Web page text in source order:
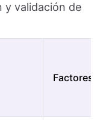
y validación de
Factores